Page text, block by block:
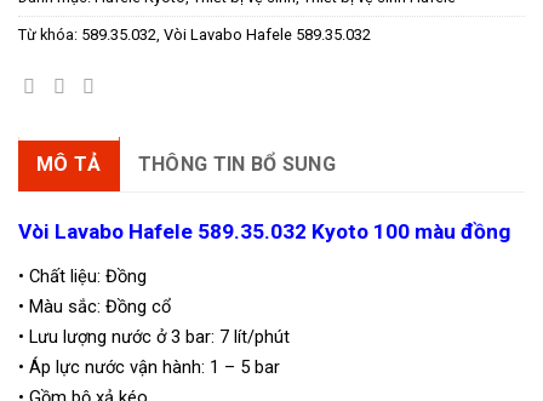
6.485.360 ₫.
Từ khóa: 589.35.032, Vòi Lavabo Hafele 589.35.032
MÔ TẢ THÔNG TIN BỔ SUNG
Vòi Lavabo Hafele 589.35.032 Kyoto 100 màu đồng
• Chất liệu: Đồng
• Màu sắc: Đồng cổ
• Lưu lượng nước ở 3 bar: 7 lít/phút
• Áp lực nước vận hành: 1 – 5 bar